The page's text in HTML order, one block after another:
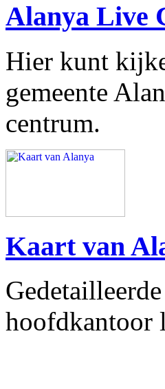
Alanya Live
Hier kunt
gemeente
centrum.
Kaart van
hoofdkantoor